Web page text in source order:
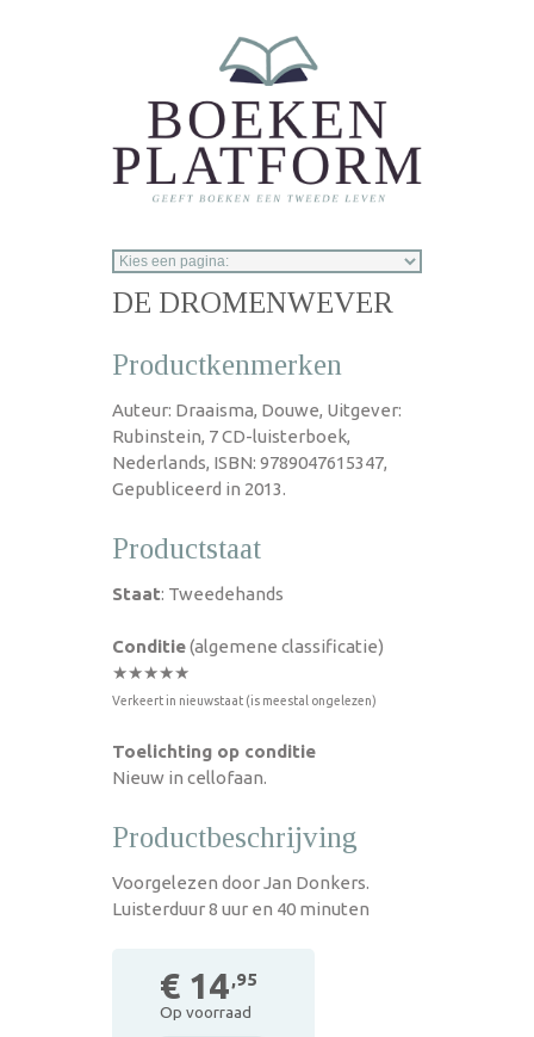
DE DROMENWEVER
Productkenmerken
Auteur: Draaisma, Douwe, Uitgever:
Rubinstein, 7 CD-luisterboek,
Nederlands, ISBN: 9789047615347,
Gepubliceerd in 2013.
Productstaat
Staat: Tweedehands
Conditie(algemene classificatie)
★★★★★
Verkeert in nieuwstaat (is meestal ongelezen)
Toelichting op conditie
Nieuw in cellofaan.
Productbeschrijving
Voorgelezen door Jan Donkers.
Luisterduur 8 uur en 40 minuten
€ 14,95
Op voorraad